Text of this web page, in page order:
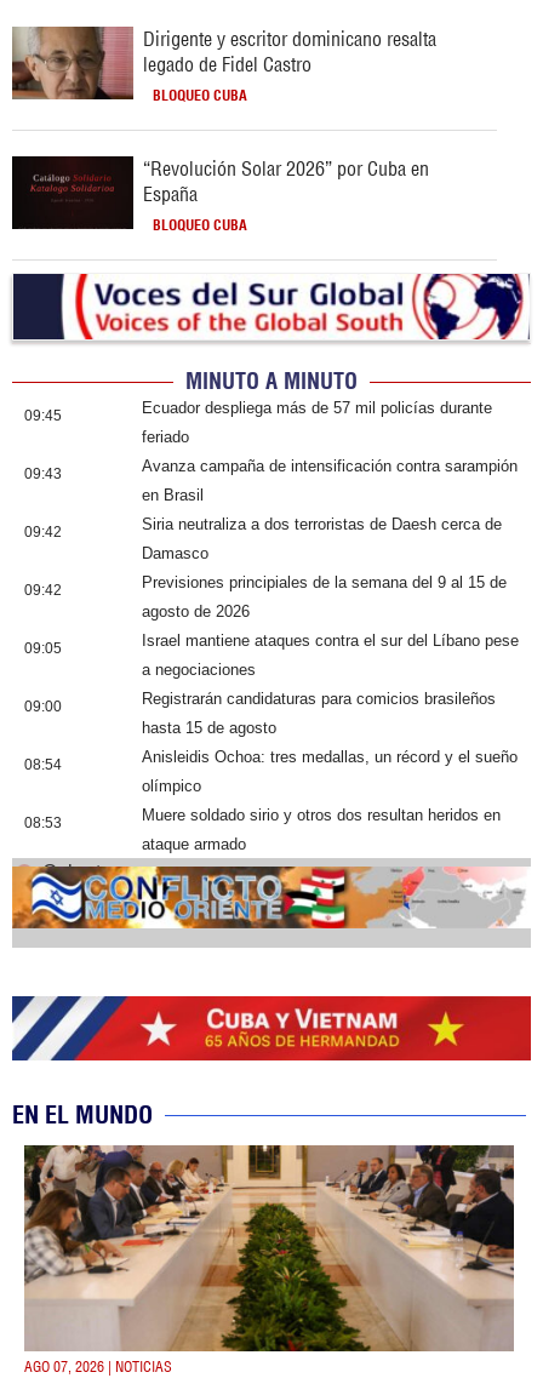
Dirigente y escritor dominicano resalta
legado de Fidel Castro
BLOQUEO CUBA
“Revolución Solar 2026” por Cuba en
España
BLOQUEO CUBA
MINUTO A MINUTO
09:45
Ecuador despliega más de 57 mil policías durante
feriado
09:43
Avanza campaña de intensificación contra sarampión
en Brasil
09:42
Siria neutraliza a dos terroristas de Daesh cerca de
Damasco
09:42
Previsiones principiales de la semana del 9 al 15 de
agosto de 2026
09:05
Israel mantiene ataques contra el sur del Líbano pese
a negociaciones
09:00
Registrarán candidaturas para comicios brasileños
hasta 15 de agosto
08:54
Anisleidis Ochoa: tres medallas, un récord y el sueño
olímpico
08:53
Muere soldado sirio y otros dos resultan heridos en
ataque armado
Cobertura
EN EL MUNDO
AGO 07, 2026 | NOTICIAS